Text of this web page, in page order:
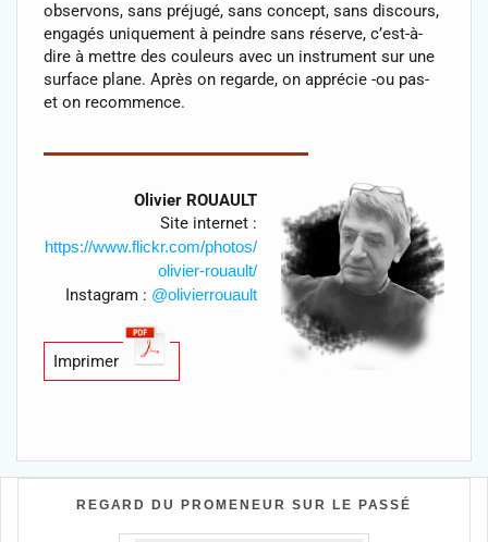
observons, sans préjugé, sans concept, sans discours,
engagés uniquement à peindre sans réserve, c’est-à-
dire à mettre des couleurs avec un instrument sur une
surface plane. Après on regarde, on apprécie -ou pas-
et on recommence.
Olivier ROUAULT
Site internet :
https://www.flickr.com/photos/
olivier-rouault/
Instagram : @olivierrouault
Imprimer
REGARD DU PROMENEUR SUR LE PASSÉ